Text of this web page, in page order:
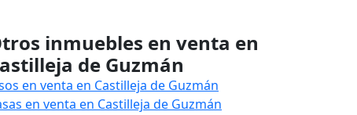
inmuebles en venta en
de Guzmán
en venta en Castilleja de Guzmán
en venta en Castilleja de Guzmán